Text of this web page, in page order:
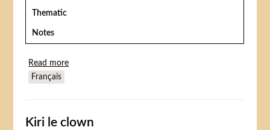
Thematic
Notes
Read more
Français
Kiri le clown